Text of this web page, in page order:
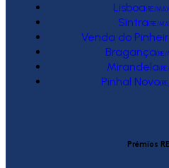
Lisboa(RE/
Sintra(RE/
Venda do
Bragança
Mirandela
Pinhal Novo
Prémios